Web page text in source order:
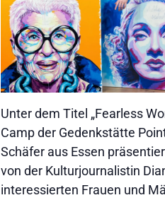
Unter dem Titel „Fearless
Camp der Gedenkstätte
Schäfer aus Essen
von der Kulturjournalistin
interessierten Frauen und